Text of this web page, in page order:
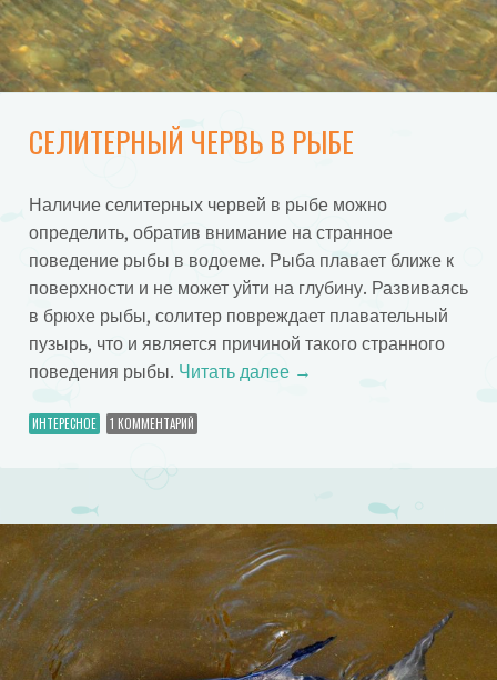
СЕЛИТЕРНЫЙ ЧЕРВЬ В РЫБЕ
Наличие селитерных червей в рыбе можно
определить, обратив внимание на странное
поведение рыбы в водоеме. Рыба плавает ближе к
поверхности и не может уйти на глубину. Развиваясь
в брюхе рыбы, солитер повреждает плавательный
пузырь, что и является причиной такого странного
поведения рыбы. Читать далее →
ИНТЕРЕСНОЕ 1 КОММЕНТАРИЙ